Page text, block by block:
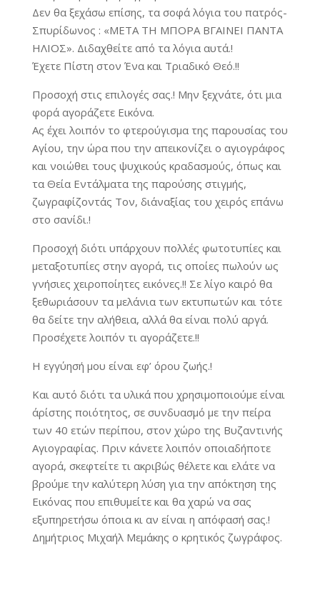
Δεν θα ξεχάσω επίσης, τα σοφά λόγια του πατρός-
Σπυρίδωνος : «ΜΕΤΑ ΤΗ ΜΠΟΡΑ ΒΓΑΙΝΕΙ ΠΑΝΤΑ
ΗΛΙΟΣ». Διδαχθείτε από τα λόγια αυτά.!
Έχετε Πίστη στον Ένα και Τριαδικό Θεό.!!
Προσοχή στις επιλογές σας.! Μην ξεχνάτε, ότι μια
φορά αγοράζετε Εικόνα.
Ας έχει λοιπόν το φτερούγισμα της παρουσίας του
Αγίου, την ώρα που την απεικονίζει ο αγιογράφος
και νοιώθει τους ψυχικούς κραδασμούς, όπως και
τα Θεία Εντάλματα της παρούσης στιγμής,
ζωγραφίζοντάς Τον, δι΄αναξίας του χειρός επάνω
στο σανίδι.!
Προσοχή διότι υπάρχουν πολλές φωτοτυπίες και
μεταξοτυπίες στην αγορά, τις οποίες πωλούν ως
γνήσιες χειροποίητες εικόνες.!! Σε λίγο καιρό θα
ξεθωριάσουν τα μελάνια των εκτυπωτών και τότε
θα δείτε την αλήθεια, αλλά θα είναι πολύ αργά.
Προσέχετε λοιπόν τι αγοράζετε.!!
Η εγγύησή μου είναι εφ’ όρου ζωής.!
Και αυτό διότι τα υλικά που χρησιμοποιούμε είναι
άρίστης ποιότητος, σε συνδυασμό με την πείρα
των 40 ετών περίπου, στον χώρο της Βυζαντινής
Αγιογραφίας. Πριν κάνετε λοιπόν οποιαδήποτε
αγορά, σκεφτείτε τι ακριβώς θέλετε και ελάτε να
βρούμε την καλύτερη λύση για την απόκτηση της
Εικόνας που επιθυμείτε και θα χαρώ να σας
εξυπηρετήσω όποια κι αν είναι η απόφασή σας.!
Δημήτριος Μιχαήλ Μεμάκης ο κρητικός ζωγράφος.